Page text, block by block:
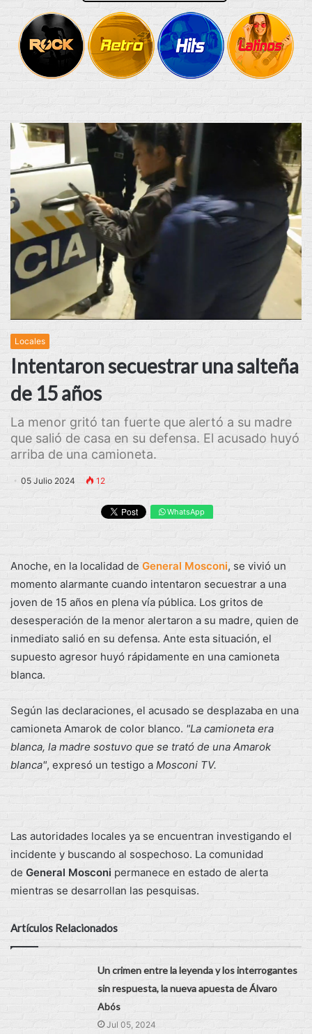
Locales
Intentaron secuestrar una salteña
de 15 años
La menor gritó tan fuerte que alertó a su madre
que salió de casa en su defensa. El acusado huyó
arriba de una camioneta.
05 Julio 2024 12
WhatsApp
Anoche, en la localidad de General Mosconi, se vivió un
momento alarmante cuando intentaron secuestrar a una
joven de 15 años en plena vía pública. Los gritos de
desesperación de la menor alertaron a su madre, quien de
inmediato salió en su defensa. Ante esta situación, el
supuesto agresor huyó rápidamente en una camioneta
blanca.
Según las declaraciones, el acusado se desplazaba en una
camioneta Amarok de color blanco. "La camioneta era
blanca, la madre sostuvo que se trató de una Amarok
blanca", expresó un testigo a Mosconi TV.
Las autoridades locales ya se encuentran investigando el
incidente y buscando al sospechoso. La comunidad
de General Mosconi permanece en estado de alerta
mientras se desarrollan las pesquisas.
Artículos Relacionados
Un crimen entre la leyenda y los interrogantes
sin respuesta, la nueva apuesta de Álvaro
Abós
Jul 05, 2024